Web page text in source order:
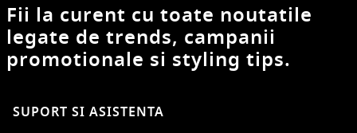
Fii la curent cu toate noutatile
legate de trends, campanii
promotionale si styling tips.
SUPORT SI ASISTENTA